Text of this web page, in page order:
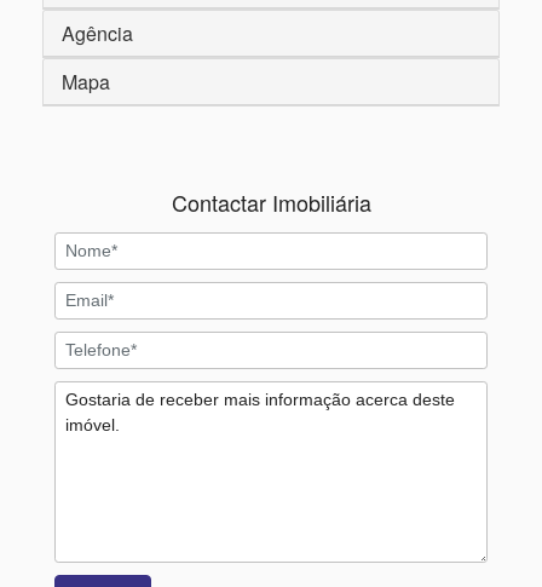
Agência
Mapa
Contactar Imobiliária